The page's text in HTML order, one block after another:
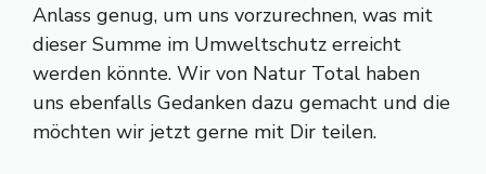
Anlass genug, um uns vorzurechnen, was mit
dieser Summe im Umweltschutz erreicht
werden könnte. Wir von Natur Total haben
uns ebenfalls Gedanken dazu gemacht und die
möchten wir jetzt gerne mit Dir teilen.